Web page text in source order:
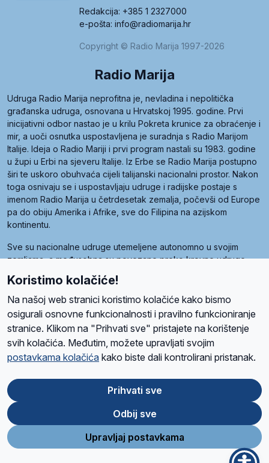
Redakcija: +385 1 2327000
e-pošta: info@radiomarija.hr
Copyright © Radio Marija 1997-2026
Radio Marija
Udruga Radio Marija neprofitna je, nevladina i nepolitička
građanska udruga, osnovana u Hrvatskoj 1995. godine. Prvi
inicijativni odbor nastao je u krilu Pokreta krunice za obraćenje i
mir, a uoči osnutka uspostavljena je suradnja s Radio Marijom
Italije. Ideja o Radio Mariji i prvi program nastali su 1983. godine
u župi u Erbi na sjeveru Italije. Iz Erbe se Radio Marija postupno
širi te uskoro obuhvaća cijeli talijanski nacionalni prostor. Nakon
toga osnivaju se i uspostavljaju udruge i radijske postaje s
imenom Radio Marija u četrdesetak zemalja, počevši od Europe
pa do obiju Amerika i Afrike, sve do Filipina na azijskom
kontinentu.
Sve su nacionalne udruge utemeljene autonomno u svojim
zemljama, a međusobna su povezane preko krovne udruge
Radio Maria). Svjetsku obitelj utemeljilo je sedam članica, među
kojima je i hrvatska Udruga Radio Marija.
O namaRadio ProgramVolonteriPrijateljiKontaktPravila privatnosti
Ova stranica je zaštićena Google reCAPTCHA sustavom
Store
Google
Play
Koristimo kolačiće!
Na našoj web stranici koristimo kolačiće kako bismo
osigurali osnovne funkcionalnosti i pravilno funkcioniranje
stranice. Klikom na "Prihvati sve" pristajete na korištenje
svih kolačića. Međutim, možete upravljati svojim
postavkama kolačića kako biste dali kontrolirani pristanak.
Prihvati sve
Odbij sve
Upravljaj postavkama